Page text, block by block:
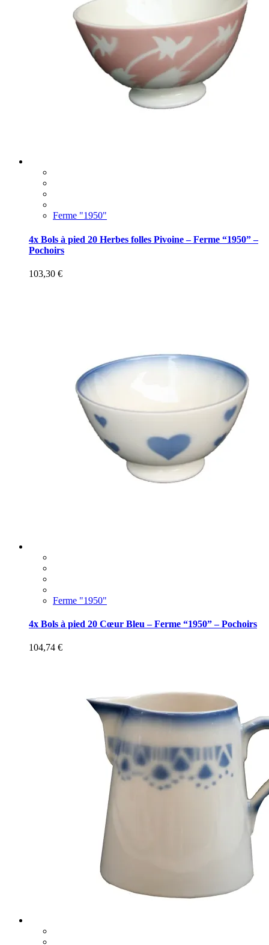
Ferme "1950"
4x Bols à pied 20 Herbes folles Pivoine – Ferme “1950” –
Pochoirs
103,30 €
Ferme "1950"
4x Bols à pied 20 Cœur Bleu – Ferme “1950” – Pochoirs
104,74 €